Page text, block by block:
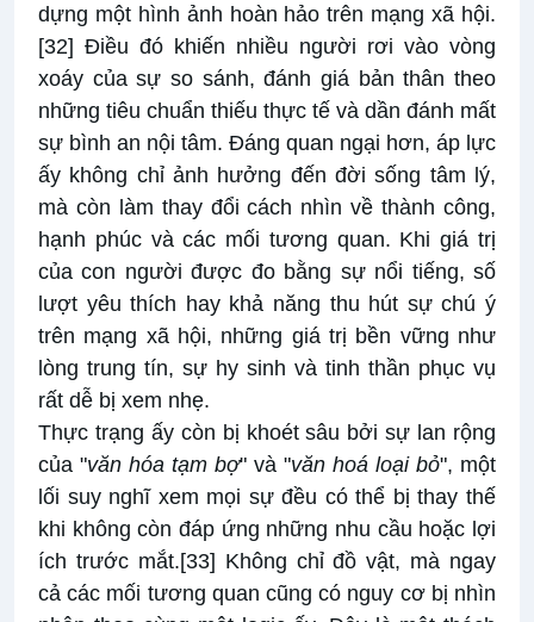
dựng một hình ảnh hoàn hảo trên mạng xã hội.
[32] Điều đó khiến nhiều người rơi vào vòng
xoáy của sự so sánh, đánh giá bản thân theo
những tiêu chuẩn thiếu thực tế và dần đánh mất
sự bình an nội tâm. Đáng quan ngại hơn, áp lực
ấy không chỉ ảnh hưởng đến đời sống tâm lý,
mà còn làm thay đổi cách nhìn về thành công,
hạnh phúc và các mối tương quan. Khi giá trị
của con người được đo bằng sự nổi tiếng, số
lượt yêu thích hay khả năng thu hút sự chú ý
trên mạng xã hội, những giá trị bền vững như
lòng trung tín, sự hy sinh và tinh thần phục vụ
rất dễ bị xem nhẹ.
Thực trạng ấy còn bị khoét sâu bởi sự lan rộng
của "văn hóa tạm bợ" và "văn hoá loại bỏ", một
lối suy nghĩ xem mọi sự đều có thể bị thay thế
khi không còn đáp ứng những nhu cầu hoặc lợi
ích trước mắt.[33] Không chỉ đồ vật, mà ngay
cả các mối tương quan cũng có nguy cơ bị nhìn